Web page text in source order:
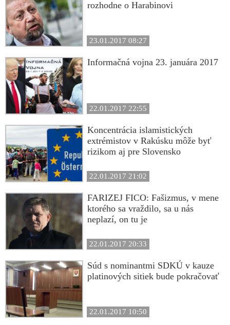
rozhodne o Harabinovi
23.01.2017 08:27
Informačná vojna 23. januára 2017
22.01.2017 22:55
Koncentrácia islamistických
extrémistov v Rakúsku môže byť
rizikom aj pre Slovensko
22.01.2017 21:02
FARIZEJ FICO: Fašizmus, v mene
ktorého sa vraždilo, sa u nás
neplazí, on tu je
22.01.2017 20:33
Súd s nominantmi SDKÚ v kauze
platinových sitiek bude pokračovať
22.01.2017 10:50